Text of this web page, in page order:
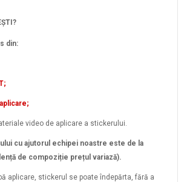
din:
video de aplicare a stickerului.
cu ajutorul echipei noastre este de la
de compoziție prețul variază).
aplicare, stickerul se poate îndepărta, fără a